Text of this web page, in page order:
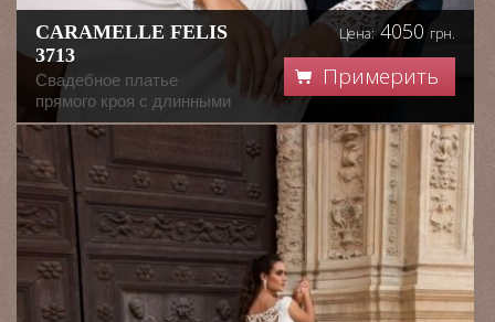
CARAMELLE FELIS
3713
Свадебное платье
прямого кроя с длинными
рукавами. Кружевной лиф
с эффектом прозрачности
затягивается на спине на
шнуровке. Прозрачная
вставка в области
декольте придает образу
чувственности, а талию
акцентирует тонкий пояс
из жемчуга. Шифоновая
свободная юбка
Цена:4050 грн.
Примерить